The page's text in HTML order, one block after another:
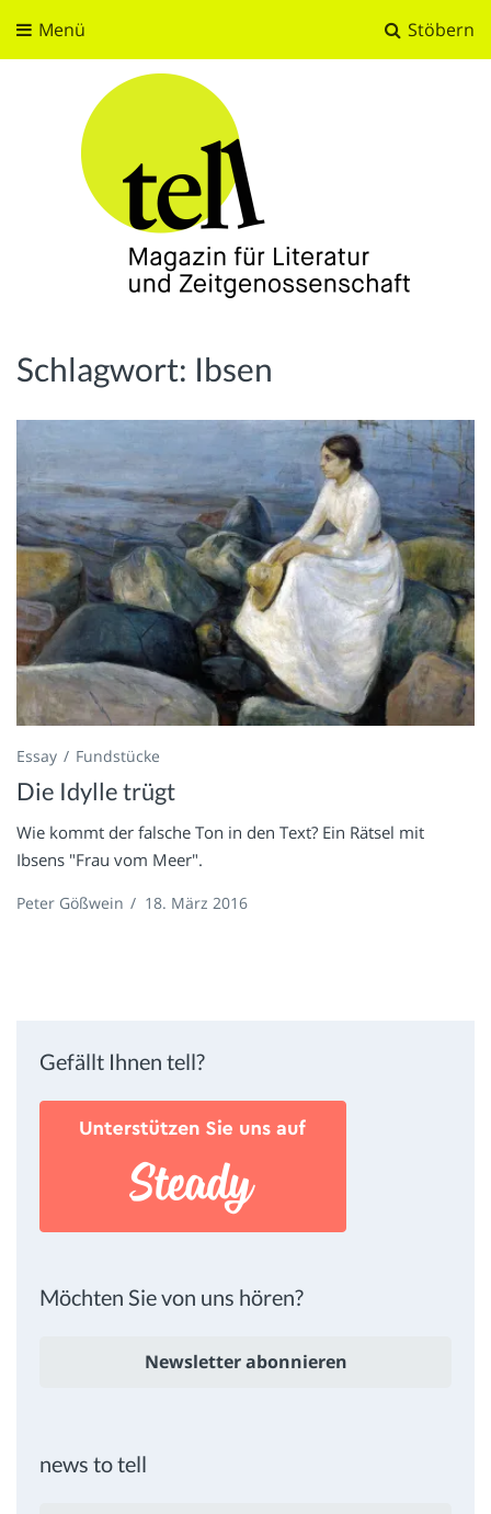
Stöbern
Menü
Schlagwort: Ibsen
Essay Fundstücke
Die Idylle trügt
Wie kommt der falsche Ton in den Text? Ein Rätsel mit
Ibsens "Frau vom Meer".
Peter Gößwein / 18. März 2016
Gefällt Ihnen tell?
Möchten Sie von uns hören?
Newsletter abonnieren
news to tell